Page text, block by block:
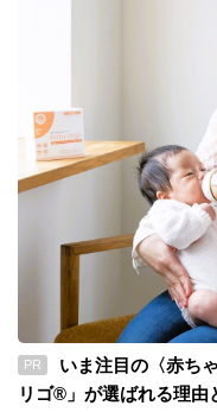
PR
いま注目の〈赤ち
リゴ®」が選ばれる理由